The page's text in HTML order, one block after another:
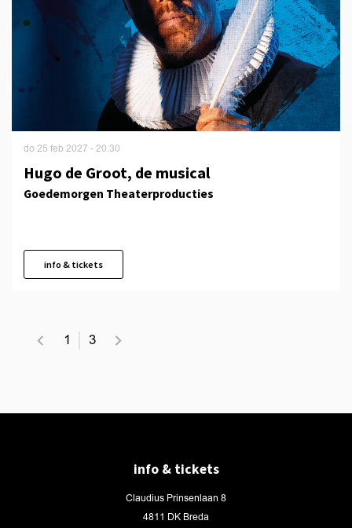
Hugo de Groot, de musical
Goedemorgen Theaterproducties
do 25 feb 2027 - 20.30
info & tickets
1 3
info & tickets
Claudius Prinsenlaan 8
4811 DK Breda